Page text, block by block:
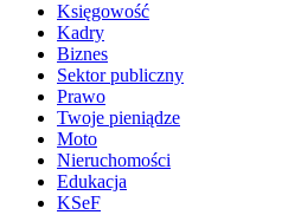
Księgowość
Kadry
Biznes
Sektor publiczny
Prawo
Twoje pieniądze
Moto
Nieruchomości
Edukacja
KSeF